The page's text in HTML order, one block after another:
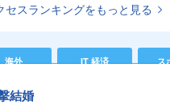
セスランキングをもっと見る
海外 IT 経済 ス
結婚